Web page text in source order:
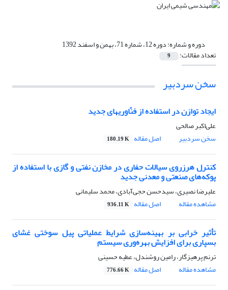
دوره و شماره:دوره 12، شماره 71، بهمن و اسفند 1392
تعداد مقالات: 9
سخن سردبیر
ایجاد توازن در استفاده از فنّاوریهای جدید
علی‌اکبر صالحی
سخن سردبیر
اصل مقاله 180.19 K
کنترل هرزروی سیالات حفاری در مخازن نفتی و گازی با استفاده از
پوکه‌های صنعتی و معدنی جدید
علیرضا نصیری، سیدحسن حجی‌آبادی، محمد سلیمانی
مشاهده مقاله
اصل مقاله 936.11 K
تأثیر خرابی بر بهینه‌سازی شرایط عملیاتی پیل سوختی غشای
بسپاری برای افزایش بهره‌وری سیستم
ترنم پرهیزگار، رامین روشندل، عطیه حسینی
مشاهده مقاله
اصل مقاله 776.66 K